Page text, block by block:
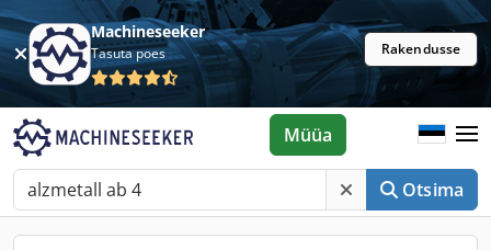
Machineseeker
Tasuta poes Rakendusse
Otsima
Müüa